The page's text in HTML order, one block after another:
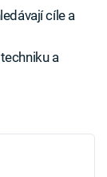
cíle a
a